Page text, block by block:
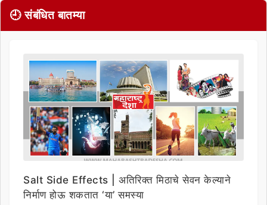
🕘 संबंधित बातम्या
Salt Side Effects | अतिरिक्त मिठाचे सेवन केल्याने
निर्माण होऊ शकतात ‘या’ समस्या